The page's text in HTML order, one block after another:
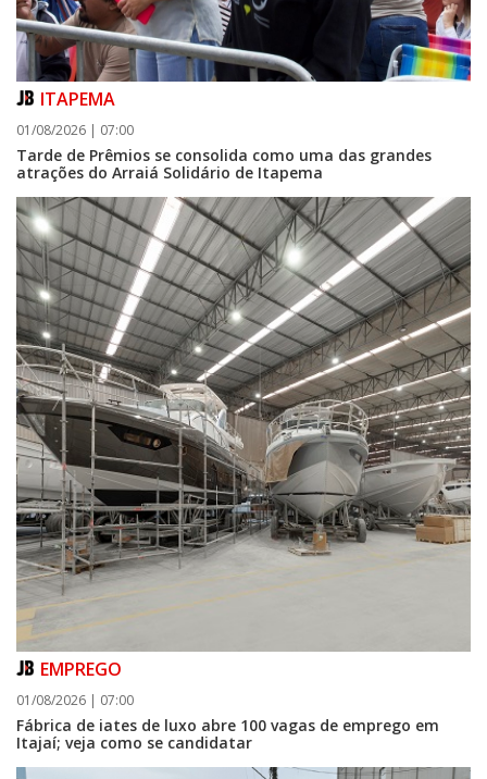
06/08/2026 | 07:00
Camboriú: exposição de arte transforma o Paço Municipal em um espaço
de cultura
ITAPEMA
01/08/2026 | 07:00
Tarde de Prêmios se consolida como uma das grandes
atrações do Arraiá Solidário de Itapema
EMPREGO
01/08/2026 | 07:00
Fábrica de iates de luxo abre 100 vagas de emprego em
Itajaí; veja como se candidatar